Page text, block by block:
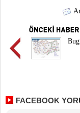
FACEBOOK